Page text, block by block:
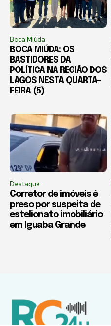
Boca Miúda
BOCA MIÚDA: OS
BASTIDORES DA
POLÍTICA NA REGIÃO DOS
LAGOS NESTA QUARTA-
FEIRA (5)
Destaque
Corretor de imóveis é
preso por suspeita de
estelionato imobiliário
em Iguaba Grande